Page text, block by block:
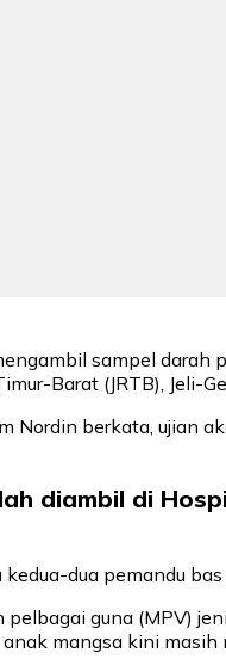
sampel darah
Barat (JRTB), Jeli-
Nordin berkata, ujian
diambil di
dua pemandu
pelbagai guna (MPV)
mangsa kini